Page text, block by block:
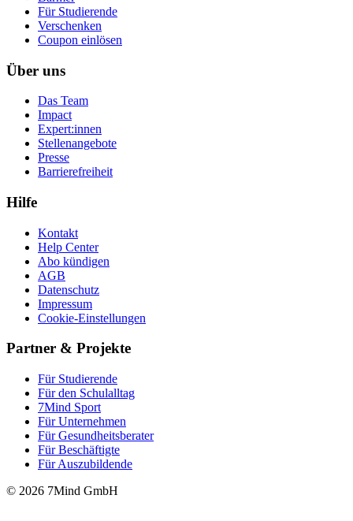
Für Studierende
Ver­schen­ken
Coupon einlösen
Über uns
Das Team
Impact
Expert:innen
Stellenangebote
Presse
Barrierefreiheit
Hilfe
Kontakt
Help Center
Abo kündigen
AGB
Datenschutz
Impressum
Cookie-Einstellungen
Partner & Projekte
Für Stu­die­rende
Für den Schulalltag
7Mind Sport
Für Unter­neh­men
Für Gesund­heits­be­ra­ter
Für Beschäftigte
Für Auszubildende
© 2026 7Mind GmbH